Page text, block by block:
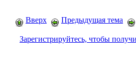
Вверх Предыдущая тема
Зарегистрируйтесь, чтобы